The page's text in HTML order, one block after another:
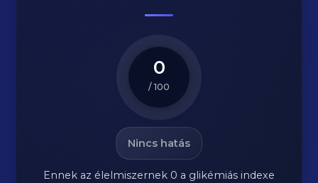
0
/ 100
Nincs hatás
Ennek az élelmiszernek 0 a glikémiás indexe